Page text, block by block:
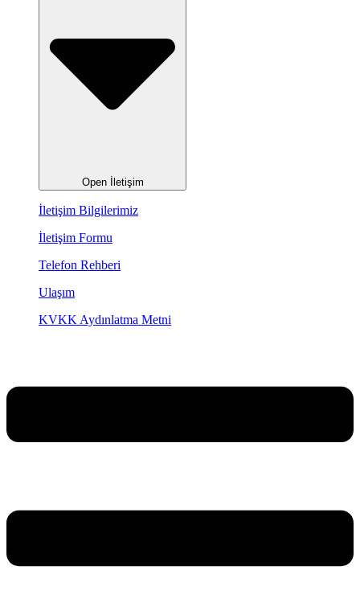
Open İletişim
İletişim Bilgilerimiz
İletişim Formu
Telefon Rehberi
Ulaşım
KVKK Aydınlatma Metni